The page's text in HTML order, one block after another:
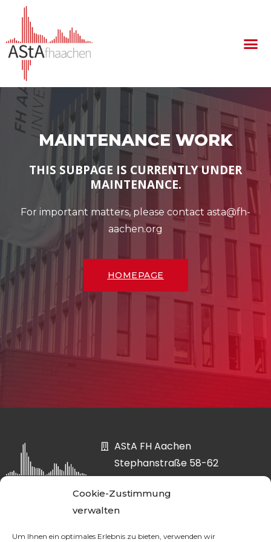
Cookie-Zustimmung
verwalten
Um Ihnen ein optimales Erlebnis zu bieten, verwenden wir
MAINTENANCE WORK
THIS SUBPAGE IS CURRENTLY UNDER
MAINTENANCE.
For important matters, please contact asta@fh-
aachen.org
HOMEPAGE
AStA FH Aachen
Stephanstraße 58-62
52064 Aachen
asta@fh-aachen.org